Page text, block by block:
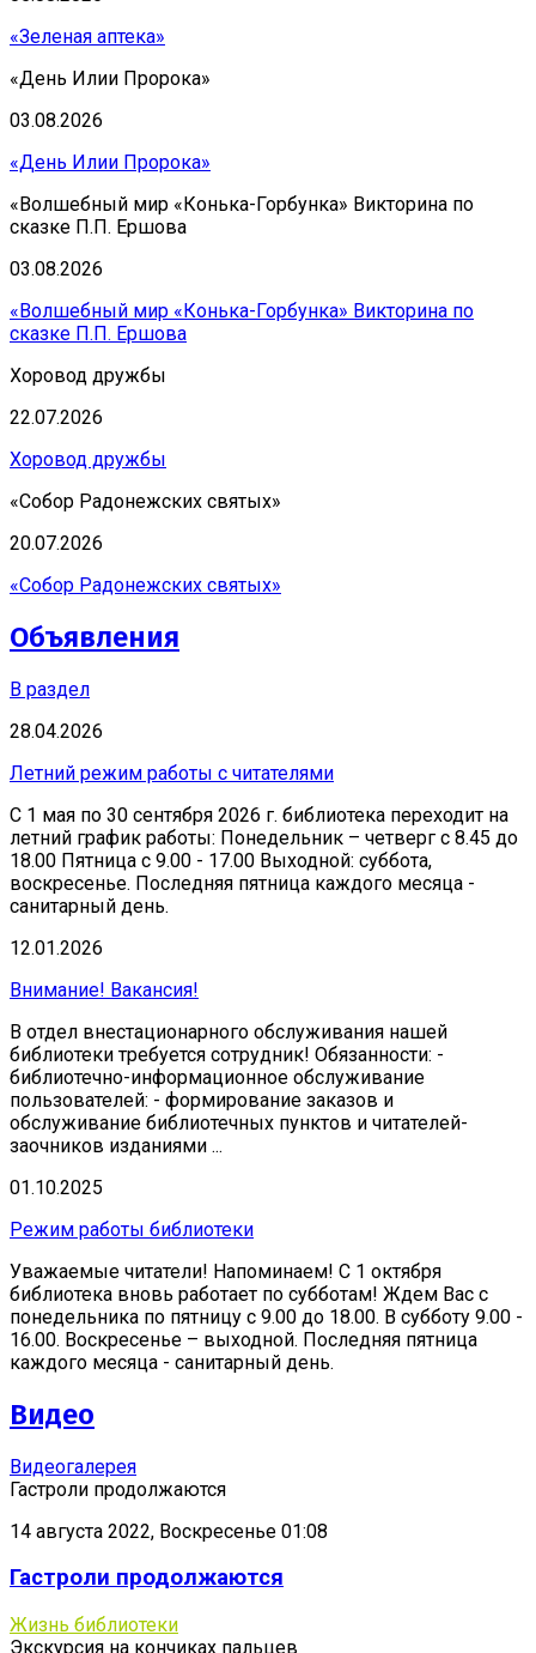
«Зеленая аптека»
«День Илии Пророка»
03.08.2026
«День Илии Пророка»
«Волшебный мир «Конька-Горбунка» Викторина по
сказке П.П. Ершова
03.08.2026
«Волшебный мир «Конька-Горбунка» Викторина по
сказке П.П. Ершова
Хоровод дружбы
22.07.2026
Хоровод дружбы
«Собор Радонежских святых»
20.07.2026
«Собор Радонежских святых»
Объявления
В раздел
28.04.2026
Летний режим работы с читателями
С 1 мая по 30 сентября 2026 г. библиотека переходит на
летний график работы: Понедельник – четверг с 8.45 до
18.00 Пятница с 9.00 - 17.00 Выходной: суббота,
воскресенье. Последняя пятница каждого месяца -
санитарный день.
12.01.2026
Внимание! Вакансия!
В отдел внестационарного обслуживания нашей
библиотеки требуется сотрудник! Обязанности: -
библиотечно-информационное обслуживание
пользователей: - формирование заказов и
обслуживание библиотечных пунктов и читателей-
заочников изданиями ...
01.10.2025
Режим работы библиотеки
Уважаемые читатели! Напоминаем! С 1 октября
библиотека вновь работает по субботам! Ждем Вас с
понедельника по пятницу с 9.00 до 18.00. В субботу 9.00 -
16.00. Воскресенье – выходной. Последняя пятница
каждого месяца - санитарный день.
Видео
Видеогалерея
Гастроли продолжаются
14 августа 2022, Воскресенье 01:08
Гастроли продолжаются
Жизнь библиотеки
Экскурсия на кончиках пальцев